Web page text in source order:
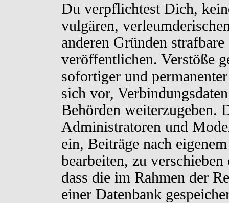
Du verpflichtest Dich,
vulgären,
anderen Gründen
veröffentlichen. Verstöße
sofortiger und
sich vor,
Behörden weiterzugeben.
Administratoren und
ein, Beiträge nach
bearbeiten, zu
dass die im Rahmen der
einer Datenbank